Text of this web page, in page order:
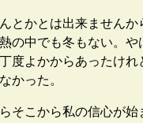
かとは出来ません
の中でも冬もない。
度よかからあったけ
かった。
こから私の信心が